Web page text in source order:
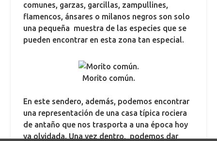
comunes, garzas, garcillas, zampullines,
flamencos, ánsares o milanos negros son solo
una pequeña muestra de las especies que se
pueden encontrar en esta zona tan especial.
Morito común.
En este sendero, además, podemos encontrar
una representación de una casa típica rociera
de antaño que nos trasporta a una época hoy
ya olvidada. Una vez dentro, podemos dar